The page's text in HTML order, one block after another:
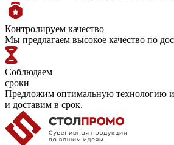
Контролируем качество
Мы предлагаем высокое качество по
Соблюдаем
сроки
Предложим оптимальную технологию
и доставим в срок.